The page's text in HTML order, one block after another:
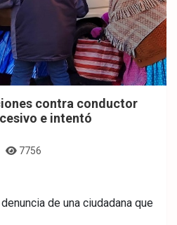
contra conductor
e intentó
7756
de una ciudadana que